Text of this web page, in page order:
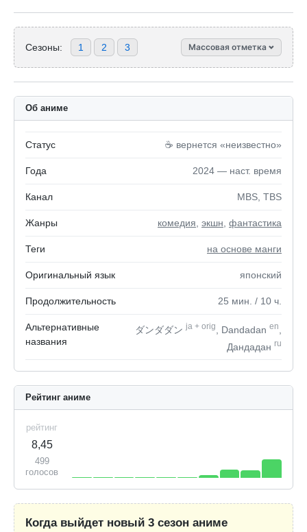
Сезоны: 1 2 3 Массовая отметка
Об аниме
Статус ☕️ вернется «неизвестно»
Года 2024 — наст. время
Канал MBS, TBS
Жанры комедия экшн фантастика
Теги на основе манги
Оригинальный язык японский
Продолжительность 25 мин. / 10 ч.
Альтернативные
названия
ダンダダンja + orig , Dandadan en
Дандадан ru
Рейтинг аниме
рейтинг
8,45
499
голосов
Когда выйдет новый 3 сезон аниме